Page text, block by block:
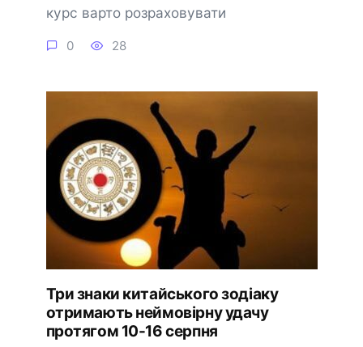
курс варто розраховувати
0 28
Три знаки китайського зодіаку
отримають неймовірну удачу
протягом 10-16 серпня